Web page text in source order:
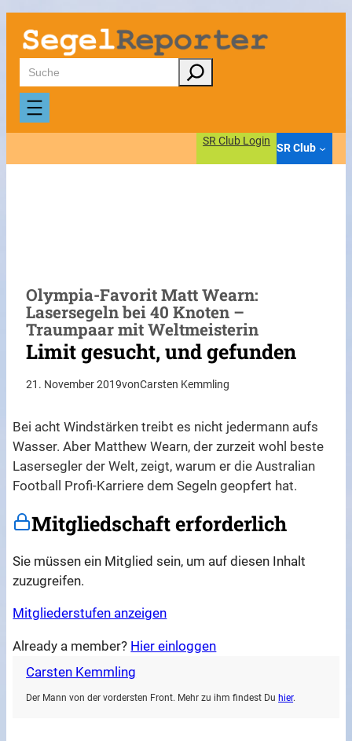
Zum
Inhalt
springen
Suchen
SR Club Login
SR Club
Olympia-Favorit Matt Wearn:
Lasersegeln bei 40 Knoten –
Traumpaar mit Weltmeisterin
Limit gesucht, und gefunden
21. November 2019vonCarsten Kemmling
Bei acht Windstärken treibt es nicht jedermann aufs
Wasser. Aber Matthew Wearn, der zurzeit wohl beste
Lasersegler der Welt, zeigt, warum er die Australian
Football Profi-Karriere dem Segeln geopfert hat.
Mitgliedschaft erforderlich
Sie müssen ein Mitglied sein, um auf diesen Inhalt
zuzugreifen.
Mitgliederstufen anzeigen
Already a member? Hier einloggen
Carsten Kemmling
Der Mann von der vordersten Front. Mehr zu ihm findest Du hier.